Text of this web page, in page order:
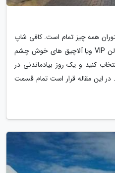
همه چیز تمام است. کافی شاپ
مجلل، روف گاردن با ویو عالی، سالن VIP ویا آلاچیق های خوش چشم
کنید و یک روز بیادماندنی در
در این مقاله قرار است تمام قسمت